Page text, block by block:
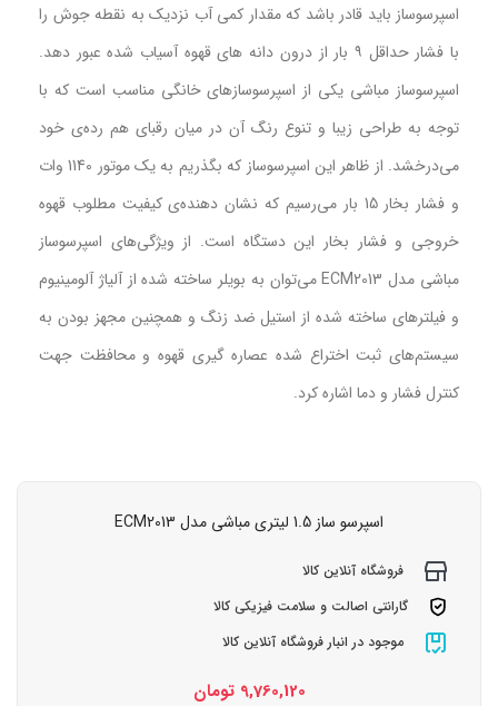
اسپرسوساز باید قادر باشد که مقدار کمی آب نزدیک به نقطه جوش را
با فشار حداقل ۹ بار از درون دانه های قهوه آسیاب شده عبور دهد.
اسپرسوساز مباشی یکی از اسپرسوسازهای خانگی مناسب است که با
توجه به طراحی زیبا و تنوع رنگ آن در میان رقبای هم رده‌ی خود
می‌درخشد. از ظاهر این اسپرسوساز که بگذریم به یک موتور 1140 وات
و فشار بخار 15 بار می‌رسیم که نشان دهنده‌ی کیفیت مطلوب قهوه
خروجی و فشار بخار این دستگاه است. از ویژگی‌های اسپرسوساز
مباشی مدل ECM2013 می‌توان به بویلر ساخته شده از آلیاژ آلومینیوم
و فیلترهای ساخته شده از استیل ضد زنگ و همچنین مجهز بودن به
سیستم‌های ثبت اختراع شده عصاره گیری قهوه و محافظت جهت
کنترل فشار و دما اشاره کرد.
اسپرسو ساز 1.5 لیتری مباشی مدل ECM2013
فروشگاه آنلاین کالا
گارانتی اصالت و سلامت فیزیکی کالا
موجود در انبار فروشگاه آنلاین کالا
9,760,120 تومان